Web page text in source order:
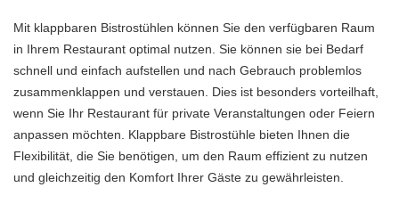
Mit klappbaren Bistrostühlen können Sie den verfügbaren Raum
in Ihrem Restaurant optimal nutzen. Sie können sie bei Bedarf
schnell und einfach aufstellen und nach Gebrauch problemlos
zusammenklappen und verstauen. Dies ist besonders vorteilhaft,
wenn Sie Ihr Restaurant für private Veranstaltungen oder Feiern
anpassen möchten. Klappbare Bistrostühle bieten Ihnen die
Flexibilität, die Sie benötigen, um den Raum effizient zu nutzen
und gleichzeitig den Komfort Ihrer Gäste zu gewährleisten.